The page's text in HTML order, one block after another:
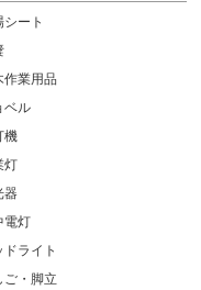
シート
作業用品
ベル
機
灯
器
電灯
ドライト
ご・脚立